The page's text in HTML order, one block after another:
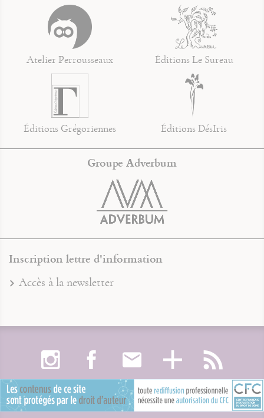
Atelier Perrousseaux Éditions Le Sureau
Éditions Grégoriennes Éditions DésIris
Groupe Adverbum
Inscription lettre d'information
Accès à la newsletter